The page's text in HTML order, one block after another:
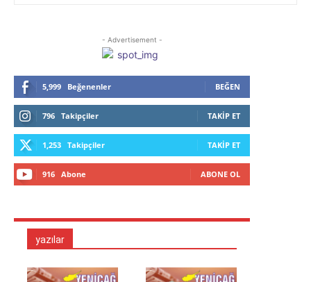
- Advertisement -
5,999 Beğenenler BEĞEN
796 Takipçiler TAKIP ET
1,253 Takipçiler TAKIP ET
916 Abone ABONE OL
yazılar